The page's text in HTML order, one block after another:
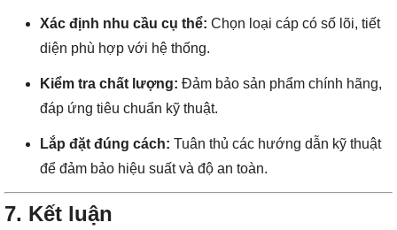
Xác định nhu cầu cụ thể: Chọn loại cáp có số lõi, tiết
diện phù hợp với hệ thống.
Kiểm tra chất lượng: Đảm bảo sản phẩm chính hãng,
đáp ứng tiêu chuẩn kỹ thuật.
Lắp đặt đúng cách: Tuân thủ các hướng dẫn kỹ thuật
để đảm bảo hiệu suất và độ an toàn.
7. Kết luận